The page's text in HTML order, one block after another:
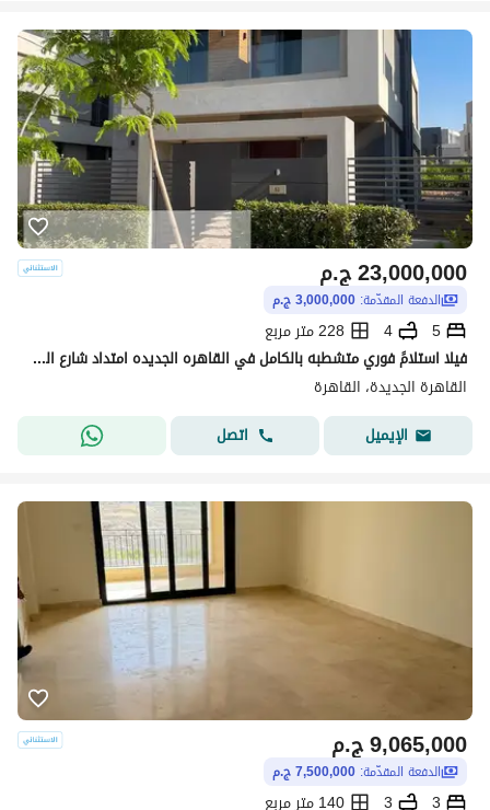
ج.م23,000,000
الدفعة المقدّمة: 3,000,000 ج.م
5
4
228 متر مربع
فيلا استلامً فوري متشطبه بالكامل في القاهره الجديده امتداد شارع التسعين
القاهرة الجديدة، القاهرة
الإيميل
اتصل
ج.م9,065,000
الدفعة المقدّمة: 7,500,000 ج.م
3
3
140 متر مربع